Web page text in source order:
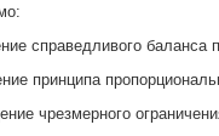
справедливого баланса
принципа
чрезмерного